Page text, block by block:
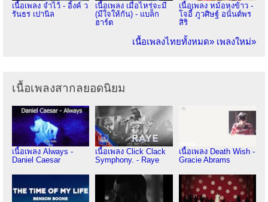
เนื้อเพลง จำไว้ - อิ้งค์ ว
รันธร เปานิล
เนื้อเพลง เมื่อไหร่จะมี
(มีใจให้กัน) - แบล็ก
ฮาร์ต
เนื้อเพลง หม้อหุงข้าว -
โจอี้ ภูวศิษฐ์ อนันต์พร
สิริ
เนื้อเพลงไทยทั้งหมด» เพลงใหม่»
เนื้อเพลงสากลยอดนิยม
เนื้อเพลง Always -
Daniel Caesar
เนื้อเพลง Click Clack
Symphony. - Raye
เนื้อเพลง Death Wish -
Gracie Abrams